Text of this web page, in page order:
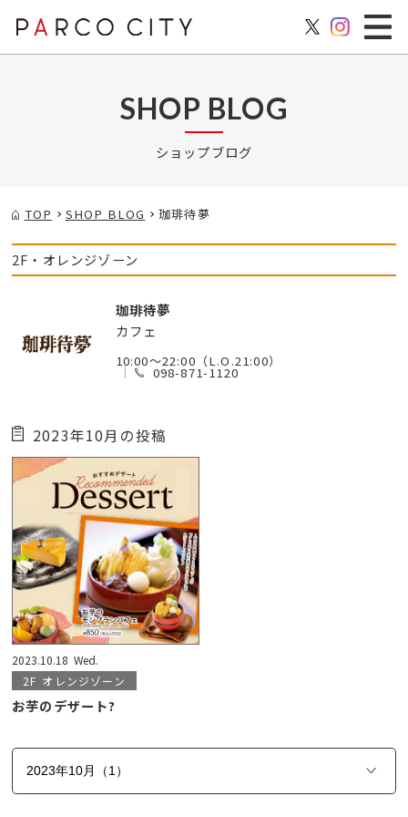
SHOP BLOG
ショップブログ
TOP SHOP BLOG 珈琲待夢
2F・オレンジゾーン
珈琲待夢
カフェ
10:00～22:00（L.O.21:00）
098-871-1120
2023年10月の投稿
2023.10.18 Wed.
2F オレンジゾーン
お芋のデザート?